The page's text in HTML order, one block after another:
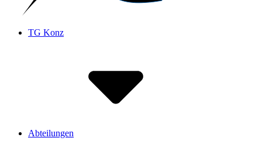
TG Konz
Abteilungen